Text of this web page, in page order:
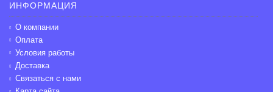
ИНФОРМАЦИЯ
О компании
Оплата
Условия работы
Доставка
Связаться с нами